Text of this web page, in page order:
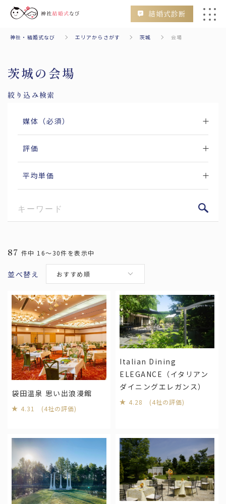
結婚式診断
エリアからさがす
関東
茨城
群馬
中部
愛知 岐阜 静岡
三重
新潟
山梨
長野
福井
京都 滋賀
中国・四国
神社・結婚式なび エリアからさがす 茨城 会場
茨城の会場
87 件中 16～30件を表示中
並べ替え おすすめ順
袋田温泉 思い出浪漫館
4.31 (4社の評価)
Italian Dining
ELEGANCE（イタリアン
ダイニングエレガンス）
4.28 (4社の評価)
絞り込み検索
媒体（必須）
評価
平均単価